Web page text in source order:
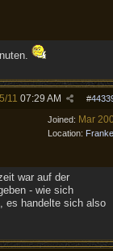
#
11 07:29 AM
Joined: Mar
Location:
war auf der
- wie sich
es handelte sich also